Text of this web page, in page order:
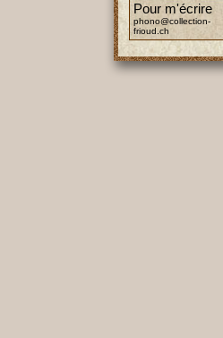
Pour m'écrire
phono@collection-
frioud.ch